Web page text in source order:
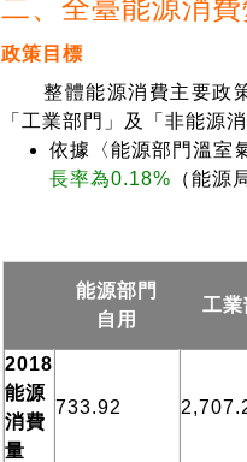
二、全臺能源消
政策目標
整體能源消費主要政策
「工業部門」及「非能源
依據〈能源部門溫室
長率為0.18% （能源
能源部門
自用
工業
2018
能源
消費
量
733.92